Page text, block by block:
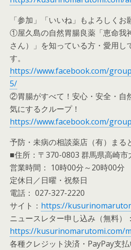
「参加」「いいね」もよろしくお
①屋久島の自然胃腸良薬「恵命我
さん）」を知っている方・愛用し
す。
https://www.facebook.com/
5/
②胃腸がすべて！安心・安全・自
気にするクループ！
https://www.facebook.com/
予防・未病の相談薬店（有）まる
■住所：〒370-0803 群馬県高崎市
営業時間： 10時00分～20時00分
定休日／日曜・祝祭日
電話： 027-327-2220
サイト： https://
ニュースレター申し込み（無料）：
https://kusurinomarutomi.com/
各種クレジット決済・PayPay支